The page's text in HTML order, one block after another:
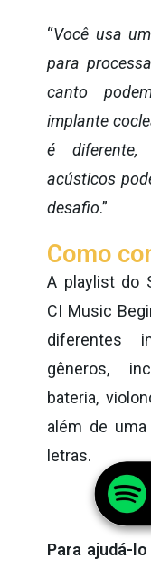
“Você usa
para
canto
implante
é diferente,
acústicos
desafio.”
Como
A playlist do
CI Music
diferentes
gêneros,
bateria,
além de
letras.
Para ajudá-